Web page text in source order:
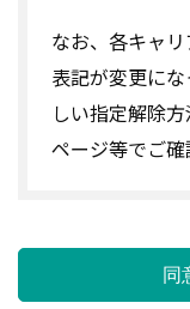
なお、各キャ
表記が変更に
しい指定解除
ページ等でご確
同